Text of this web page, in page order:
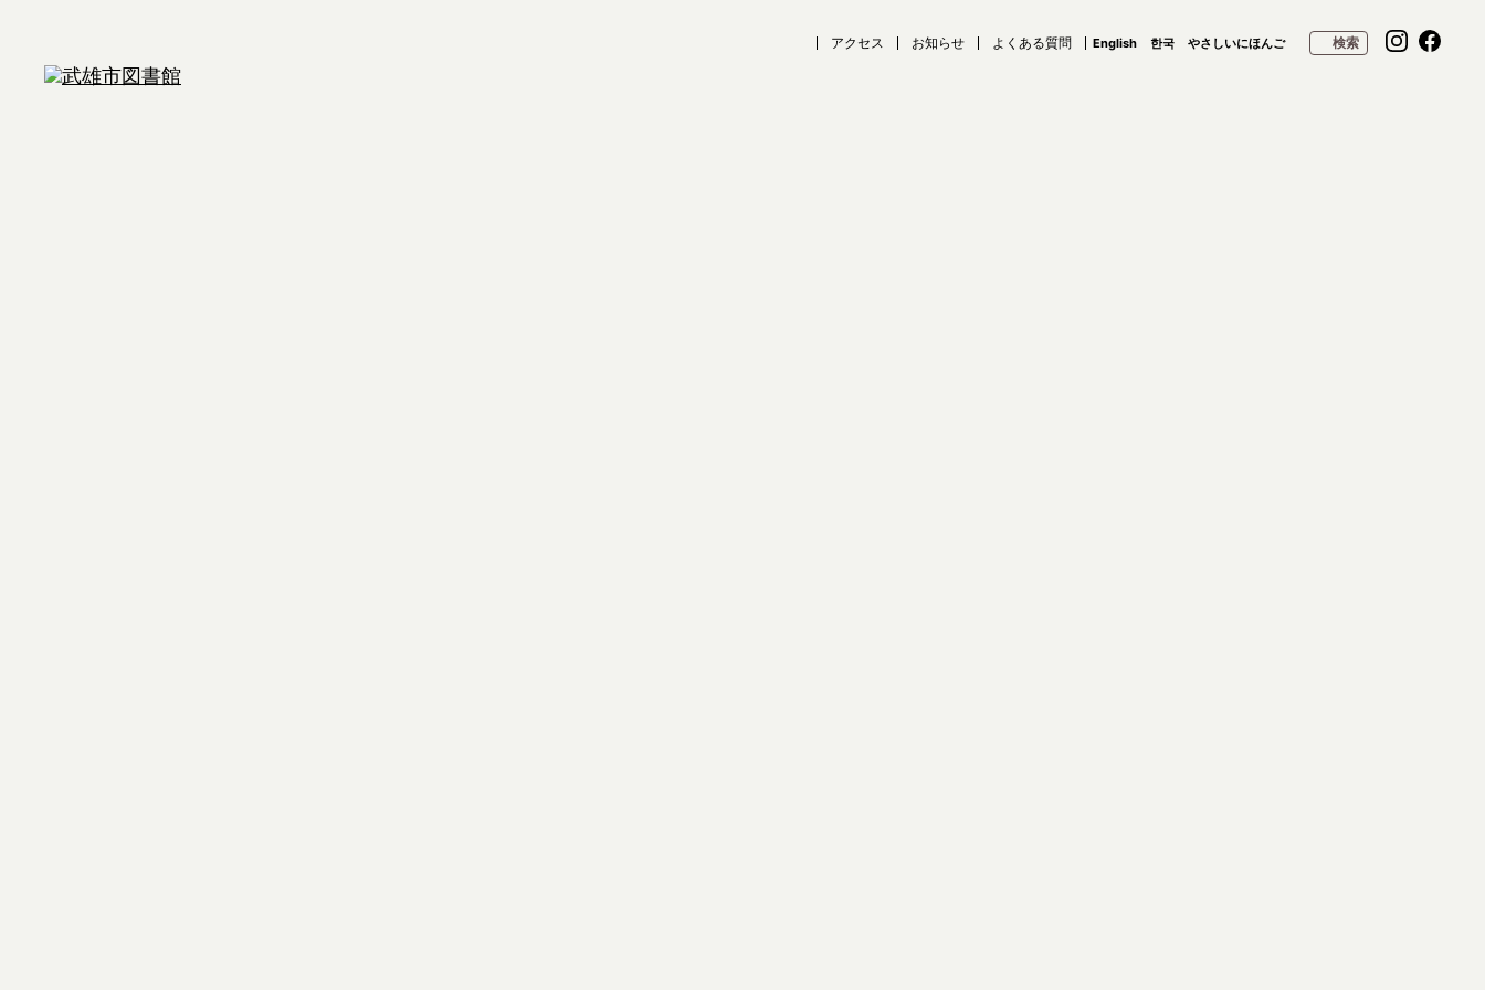
アクセス お知らせ よくある質問 English 한국 やさしいにほんご 検索